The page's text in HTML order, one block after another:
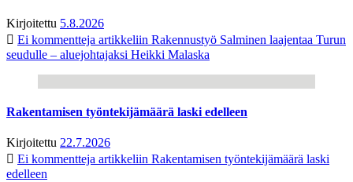
Kirjoitettu 5.8.2026
Ei kommentteja artikkeliin Rakennustyö Salminen laajentaa Turun
seudulle – aluejohtajaksi Heikki Malaska
Rakentamisen työntekijämäärä laski edelleen
Kirjoitettu 22.7.2026
Ei kommentteja artikkeliin Rakentamisen työntekijämäärä laski
edelleen